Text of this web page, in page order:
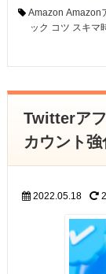
Amazon Amazon
ック コツ スキマ
Twitterア
カウント
2022.05.18